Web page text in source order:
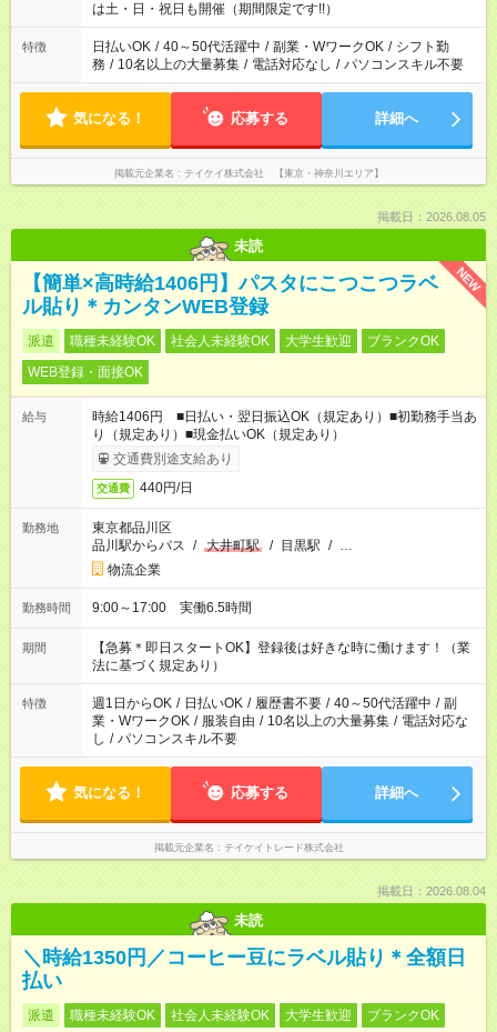
は土・日・祝日も開催（期間限定です!!）
特徴 日払いOK / 40～50代活躍中 / 副業・WワークOK / シフト勤
務 / 10名以上の大量募集 / 電話対応なし / パソコンスキル不要
気になる！ 応募する 詳細へ
掲載元企業名 テイケイ株式会社 【東京・神奈川エリア】
掲載日：2026.08.05
未読
NEW
【簡単×高時給1406円】パスタにこつこつラベ
ル貼り＊カンタンWEB登録
派遣 職種未経験OK 社会人未経験OK 大学生歓迎
ブランクOK
WEB登録・面接OK
給与
時給1406円 ■日払い・翌日振込OK（規定あり）■初勤務手当あ
り（規定あり）■現金払いOK（規定あり）
交通費別途支給あり
交通費 440円/日
勤務地
東京都品川区
品川駅からバス / 大井町駅 / 目黒駅 / …
物流企業
勤務時間 9:00～17:00 実働6.5時間
期間
【急募＊即日スタートOK】登録後は好きな時に働けます！（業
法に基づく規定あり）
特徴 週1日からOK / 日払いOK / 履歴書不要 / 40～50代活躍中 / 副
業・WワークOK / 服装自由 / 10名以上の大量募集 / 電話対応な
し / パソコンスキル不要
気になる！ 応募する 詳細へ
掲載元企業名 テイケイトレード株式会社
掲載日：2026.08.04
未読
＼時給1350円／コーヒー豆にラベル貼り＊全額日
払い
派遣 職種未経験OK 社会人未経験OK 大学生歓迎
ブランクOK